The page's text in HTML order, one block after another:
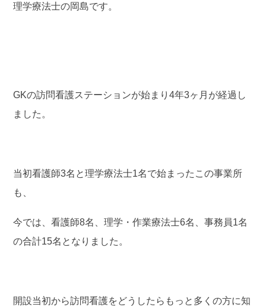
理学療法士の岡島です。
GKの訪問看護ステーションが始まり4年3ヶ月が経過し
ました。
当初看護師3名と理学療法士1名で始まったこの事業所
も、
今では、看護師8名、理学・作業療法士6名、事務員1名
の合計15名となりました。
開設当初から訪問看護をどうしたらもっと多くの方に知